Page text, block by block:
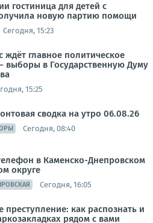
гостиница для детей с
новую партию помощи
Сегодня, 15:23
ждёт главное политическое
выборы в Государственную Думу
15:25
сводка на утро 06.08.26
Сегодня, 08:40
в Каменско-Днепровском
округе
Сегодня, 16:05
преступление: как распознать и
рядом с вами